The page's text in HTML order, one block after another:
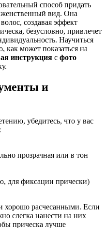
способ придать
вид. Она
создавая эффект
безусловно, привлечет
Научиться
как может показаться на
инструкция с фото
и
убедитесь, что у вас
прозрачная или в тон
для фиксации прически)
расчесанными. Если
слегка нанести на них
прическа лучше